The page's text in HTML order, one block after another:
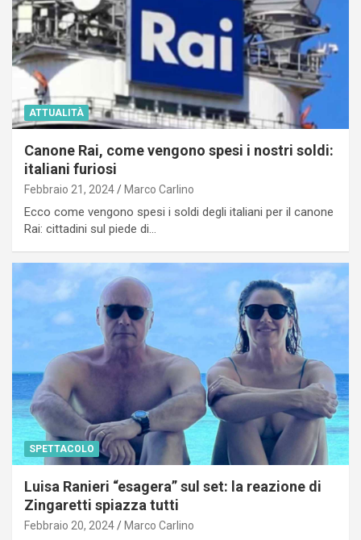
ATTUALITÀ
Canone Rai, come vengono spesi i nostri soldi:
italiani furiosi
Febbraio 21, 2024 Marco Carlino
Ecco come vengono spesi i soldi degli italiani per il canone
Rai: cittadini sul piede di…
SPETTACOLO
Luisa Ranieri “esagera” sul set: la reazione di
Zingaretti spiazza tutti
Febbraio 20, 2024 Marco Carlino